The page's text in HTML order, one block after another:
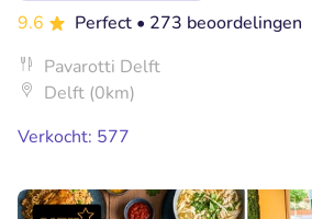
9.6
Perfect • 273 beoordelingen
Pavarotti Delft
Delft (0km)
Verkocht: 577